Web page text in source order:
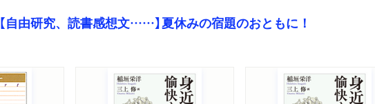
【自由研究、読書感想文……】夏休みの宿題のおともに！